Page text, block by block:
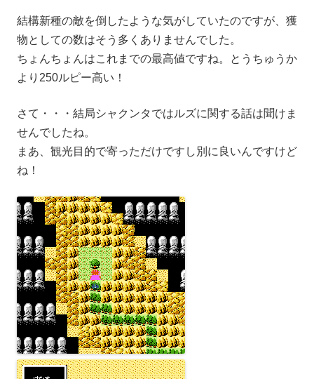
結構新種の敵を倒したような気がしていたのですが、獲
物としての数はそう多くありませんでした。
ちょんちょんはこれまでの最高値ですね。とうちゅうか
より250ルピー高い！
さて・・・結局シャクンタではルズに関する話は聞けま
せんでしたね。
まあ、観光目的で寄っただけですし別に良いんですけど
ね！